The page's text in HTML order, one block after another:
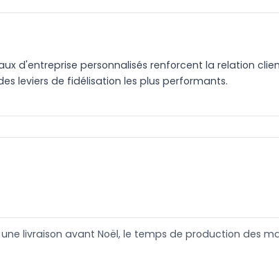
d'entreprise personnalisés renforcent la relation
leviers de fidélisation les plus performants.
livraison avant Noël, le temps de production des